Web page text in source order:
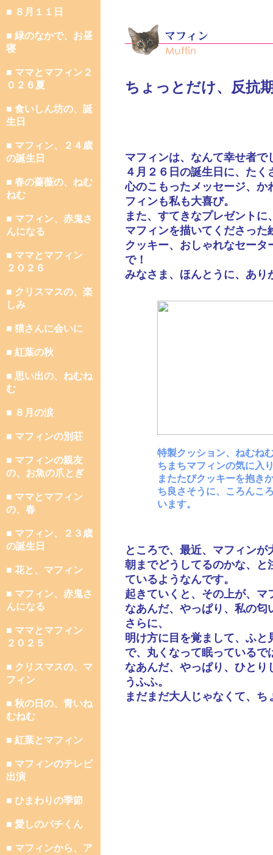
■ ８月１１日
■ 緑のなかで、お昼
寝
■ ママとマフィン２
０２６夏
■ 食いしん坊の、誕
生日
■ マフィン、２４歳
の誕生日
■ 春の薔薇の、ねむ
ねむ
■ マフィン、赤鬼さ
んになる
■ ママとマフィン
２０２６
■ クリスマスの、楽
しみ
■ 猫さんに会いに
■ 紅葉の秋
■ 思い出の、ねむね
む
■ ８月の涙
■ マフィンの別荘
■ マフィンの親友
の、お魚の爪とぎ
■ ママとマフィン
の、春
■ マフィン、２３歳
の誕生日
■ 花と、マフィン
■ マフィン、赤鬼さ
んになる
■ ママとマフィン
２０２５
■ クリスマスの、マ
フィン
■ 秋の日の、青いね
むねむ
■ 紅葉とマフィン
■ マフィンのテレビ
出演
■ ひまわりの季節
■ 愛しのパチくん
■ マフィンから、ア
ちょっとだけ、反抗
マフィンは、なんて幸せ者で
４月２６日の誕生日に、た
心のこもったメッセージ、か
フィンも私も大喜び。
また、すてきなプレゼントに
マフィンを描いてくださっ
クッキー、おしゃれなセー
で！
みなさま、ほんとうに、あり
特製クッション、ねむね
ちまちマフィンの気に入
またたびクッキーを抱き
ち良さそうに、ころんこ
います。
ところで、最近、マフィン
朝までどうしてるのかな、と
ているようなんです。
起きていくと、その上が、
なあんだ、やっぱり、私の匂
さらに、
明け方に目を覚まして、ふ
で、丸くなって眠っているで
なあんだ、やっぱり、ひとり
うふふ。
まだまだ大人じゃなくて、